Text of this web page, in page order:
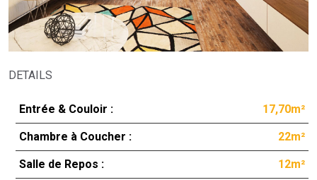
DETAILS
Entrée & Couloir : 17,70m²
Chambre à Coucher : 22m²
Salle de Repos : 12m²